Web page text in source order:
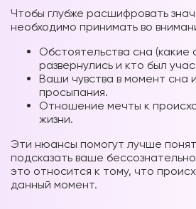
Чтобы глубже расшифровать
необходимо принимать во
Обстоятельства сна (какие
развернулись и кто был
Ваши чувства в момент сна
просыпания.
Отношение мечты к
жизни.
Эти нюансы помогут лучше
подсказать ваше
это относится к тому, что
данный момент.